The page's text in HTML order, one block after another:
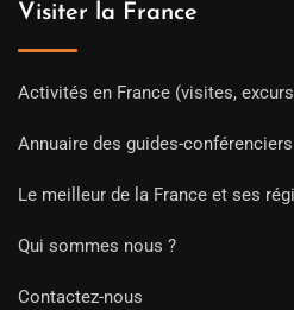
Visiter la France
Activités en France (visites,
Annuaire des guides-
Le meilleur de la France et ses
Qui sommes nous ?
Contactez-nous